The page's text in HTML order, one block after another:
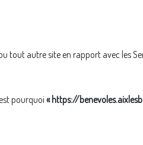
tout autre site en rapport avec les
pourquoi « https://